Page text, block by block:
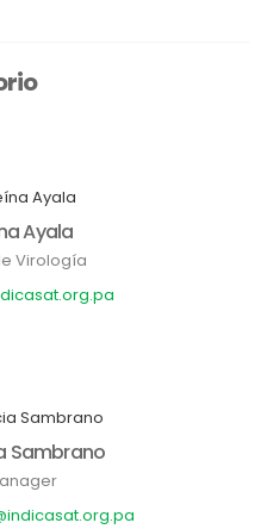
Ayala
Virología
Sambrano